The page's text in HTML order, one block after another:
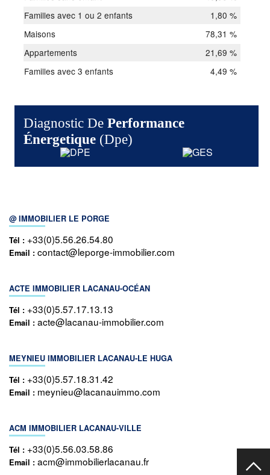
Familles avec 1 ou 2 enfants
1,80 %
Maisons
78,31 %
Appartements
21,69 %
Familles avec 3 enfants
4,49 %
Diagnostic De Performance
Énergetique (dpe)
@ IMMOBILIER LE PORGE
Tél : +33(0)5.56.26.54.80
Email : contact@leporge-immobilier.com
ACTE IMMOBILIER LACANAU-OCÉAN
Tél : +33(0)5.57.17.13.13
Email : acte@lacanau-immobilier.com
MEYNIEU IMMOBILIER LACANAU-LE HUGA
Tél : +33(0)5.57.18.31.42
Email : meynieu@lacanauimmo.com
ACM IMMOBILIER LACANAU-VILLE
Tél : +33(0)5.56.03.58.86
Email : acm@immobilierlacanau.fr